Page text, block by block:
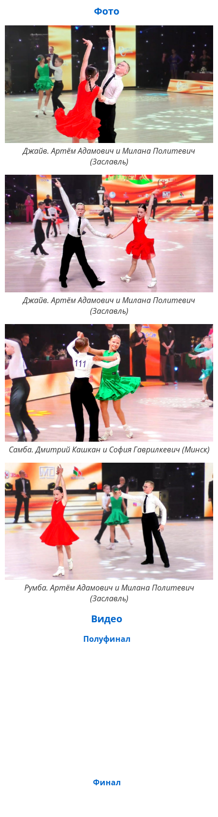
Фото
Джайв. Артём Адамович и Милана Политевич
(Заславль)
Джайв. Артём Адамович и Милана Политевич
(Заславль)
Самба. Дмитрий Кашкан и София Гаврилкевич (Минск)
Румба. Артём Адамович и Милана Политевич
(Заславль)
Видео
Полуфинал
Финал